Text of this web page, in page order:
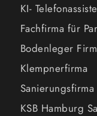
KI-
Fachfirma für
Bodenleger
Klempnerfirma
Sanierungsfirma
KSB Hamburg